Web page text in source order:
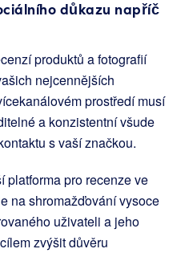
důkazu napříč
produktů a fotografií
nejcennějších
prostředí musí
a konzistentní všude
s vaší značkou.
platforma pro recenze ve
na shromažďování vysoce
uživateli a jeho
zvýšit důvěru